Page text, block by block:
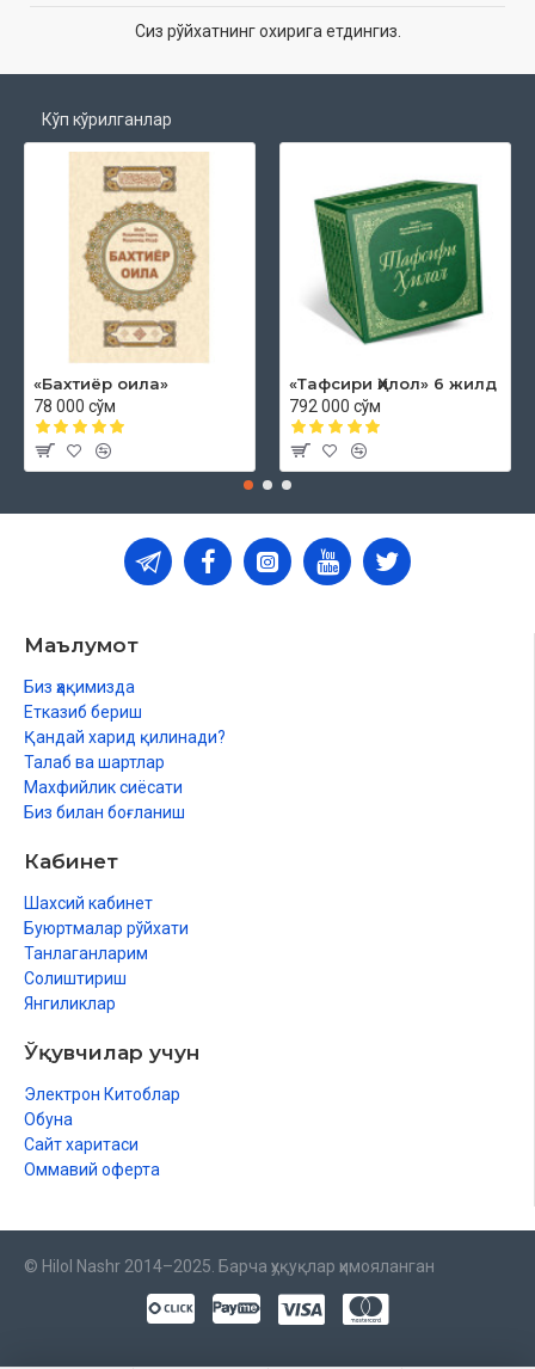
Сиз рўйхатнинг охирига етдингиз.
Кўп кўрилганлар
«Бахтиёр оила»
78 000 сўм
«Тафсири Ҳилол» 6 жилд
792 000 сўм
Маълумот
Биз ҳақимизда
Етказиб бериш
Қандай харид қилинади?
Талаб ва шартлар
Махфийлик сиёсати
Биз билан боғланиш
Кабинет
Шахсий кабинет
Буюртмалар рўйхати
Танлаганларим
Солиштириш
Янгиликлар
Ўқувчилар учун
Электрон Китоблар
Обуна
Сайт харитаси
Оммавий оферта
© Hilol Nashr 2014–2025. Барча ҳуқуқлар ҳимояланган